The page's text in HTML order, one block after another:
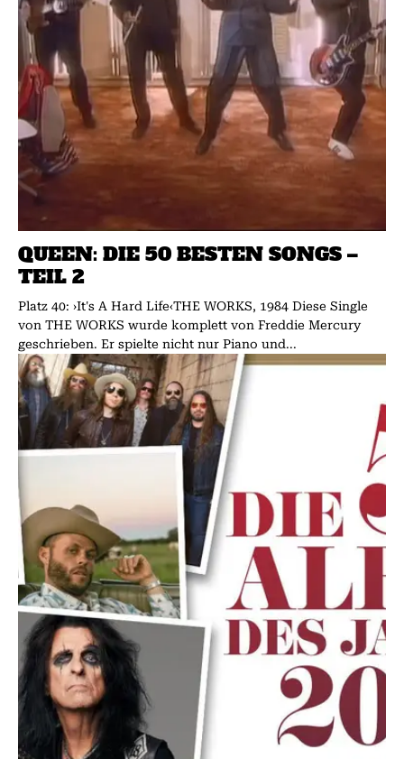
QUEEN: DIE 50 BESTEN SONGS –
TEIL 2
Platz 40: ›It's A Hard Life‹THE WORKS, 1984 Diese Single
von THE WORKS wurde komplett von Freddie Mercury
geschrieben. Er spielte nicht nur Piano und...